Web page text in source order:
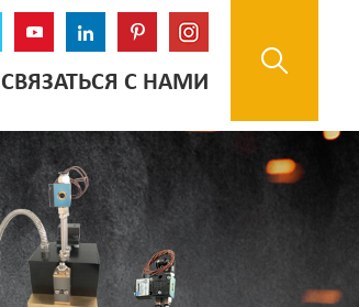
СВЯЗАТЬСЯ С НАМИ